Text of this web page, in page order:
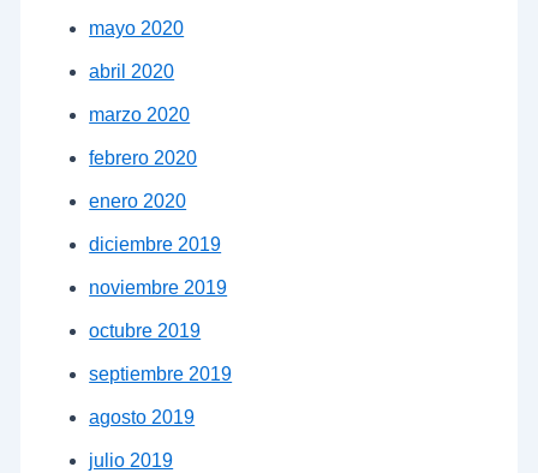
mayo 2020
abril 2020
marzo 2020
febrero 2020
enero 2020
diciembre 2019
noviembre 2019
octubre 2019
septiembre 2019
agosto 2019
julio 2019